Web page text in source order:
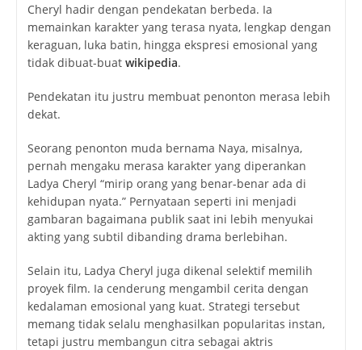
Cheryl hadir dengan pendekatan berbeda. Ia
memainkan karakter yang terasa nyata, lengkap dengan
keraguan, luka batin, hingga ekspresi emosional yang
tidak dibuat-buat wikipedia.
Pendekatan itu justru membuat penonton merasa lebih
dekat.
Seorang penonton muda bernama Naya, misalnya,
pernah mengaku merasa karakter yang diperankan
Ladya Cheryl “mirip orang yang benar-benar ada di
kehidupan nyata.” Pernyataan seperti ini menjadi
gambaran bagaimana publik saat ini lebih menyukai
akting yang subtil dibanding drama berlebihan.
Selain itu, Ladya Cheryl juga dikenal selektif memilih
proyek film. Ia cenderung mengambil cerita dengan
kedalaman emosional yang kuat. Strategi tersebut
memang tidak selalu menghasilkan popularitas instan,
tetapi justru membangun citra sebagai aktris